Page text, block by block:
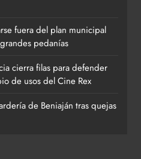
fuera del plan municipal
pedanías
cierra filas para defender
de usos del Cine Rex
de Beniaján tras quejas